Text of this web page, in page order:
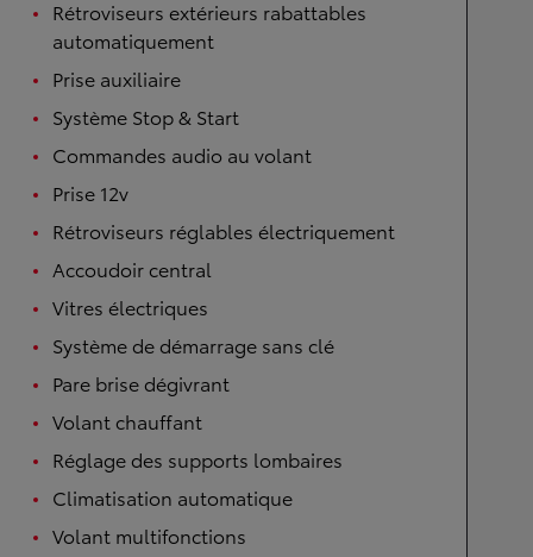
Rétroviseurs extérieurs rabattables
automatiquement
Prise auxiliaire
Système Stop & Start
Commandes audio au volant
Prise 12v
Rétroviseurs réglables électriquement
Accoudoir central
Vitres électriques
Système de démarrage sans clé
Pare brise dégivrant
Volant chauffant
Réglage des supports lombaires
Climatisation automatique
Volant multifonctions